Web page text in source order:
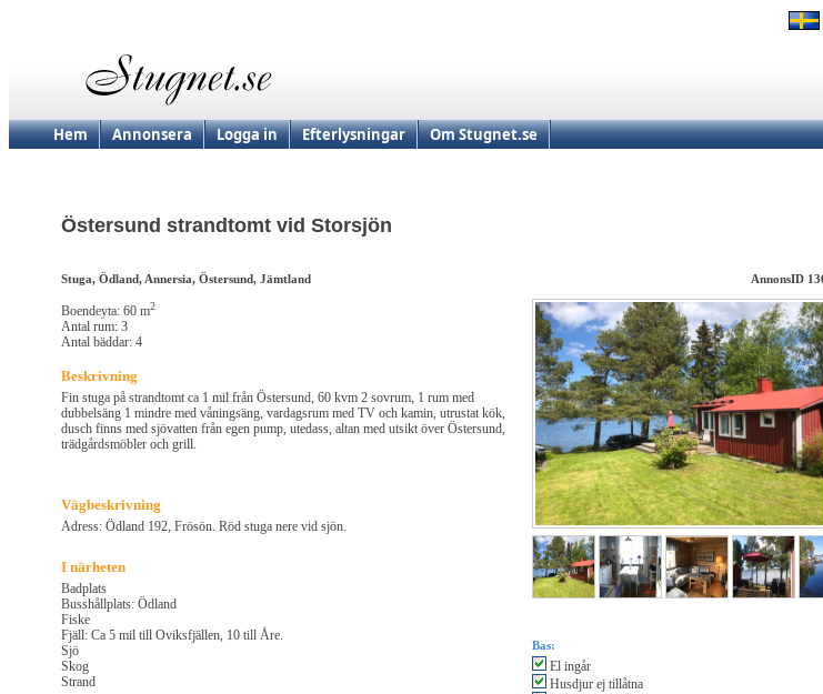
Hem Annonsera Logga in Efterlysningar Om Stugnet.se
Östersund strandtomt vid Storsjön
Stuga, Ödland, Annersia, Östersund, Jämtland AnnonsID
Boendeyta: 60 m2
Antal rum: 3
Antal bäddar: 4
Beskrivning
Fin stuga på strandtomt ca 1 mil från Östersund, 60 kvm 2 sovrum, 1 rum med
dubbelsäng 1 mindre med våningsäng, vardagsrum med TV och kamin, utrustat kök,
dusch finns med sjövatten från egen pump, utedass, altan med utsikt över Östersund,
trädgårdsmöbler och grill.
Vägbeskrivning
Adress: Ödland 192, Frösön. Röd stuga nere vid sjön.
I närheten
Badplats
Busshållplats: Ödland
Fiske
Fjäll: Ca 5 mil till Oviksfjällen, 10 till Åre.
Sjö
Skog
Strand
Bas:
El ingår
Husdjur ej tillåtna